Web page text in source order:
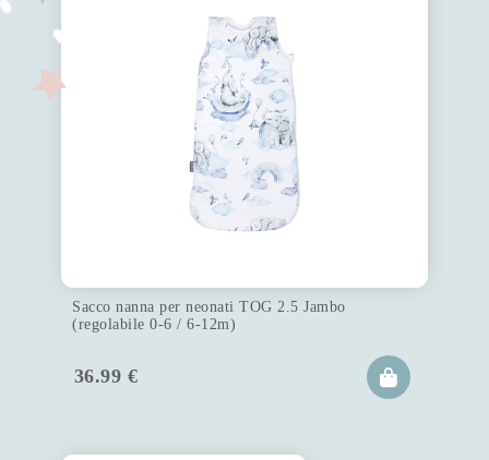
Sacco nanna per neonati TOG 2.5 Jambo
(regolabile 0-6 / 6-12m)
36.99 €